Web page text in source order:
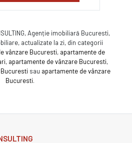
Agenție imobiliară Bucuresti,
actualizate la zi, din categorii
vânzare Bucuresti, apartamente de
, apartamente de vânzare Bucuresti,
sau apartamente de vânzare
Bucuresti.